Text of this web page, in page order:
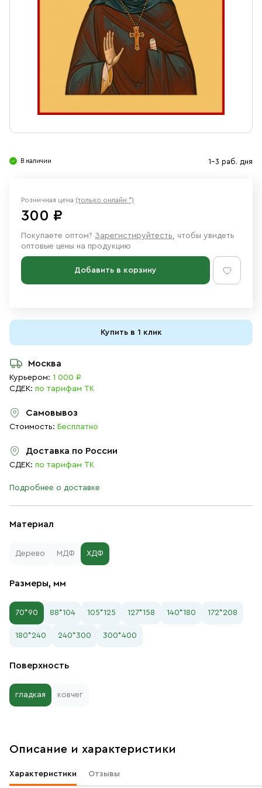
Ювелирные изделия
В наличии 1-3 раб. дня
Материал
Дерево МДФ ХДФ
Размеры, мм
70*90 88*104 105*125 127*158 140*180 172*208
180*240 240*300 300*400
Поверхность
гладкая ковчег
Розничная цена (только онлайн *)
300 ₽
Покупаете оптом? Зарегистируйтесть, чтобы увидеть
оптовые цены на продукцию
Добавить в корзину
Купить в 1 клик
Москва
Курьером: 1 000 ₽
СДЕК: по тарифам ТК
Самовывоз
Стоимость: Бесплатно
Доставка по России
СДЕК: по тарифам ТК
Подробнее о доставке
Описание и характеристики
Характеристики Отзывы